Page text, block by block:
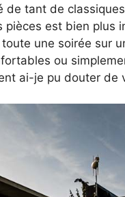
de tant de
est bien plus
une soirée sur
ou
ai-je pu douter de